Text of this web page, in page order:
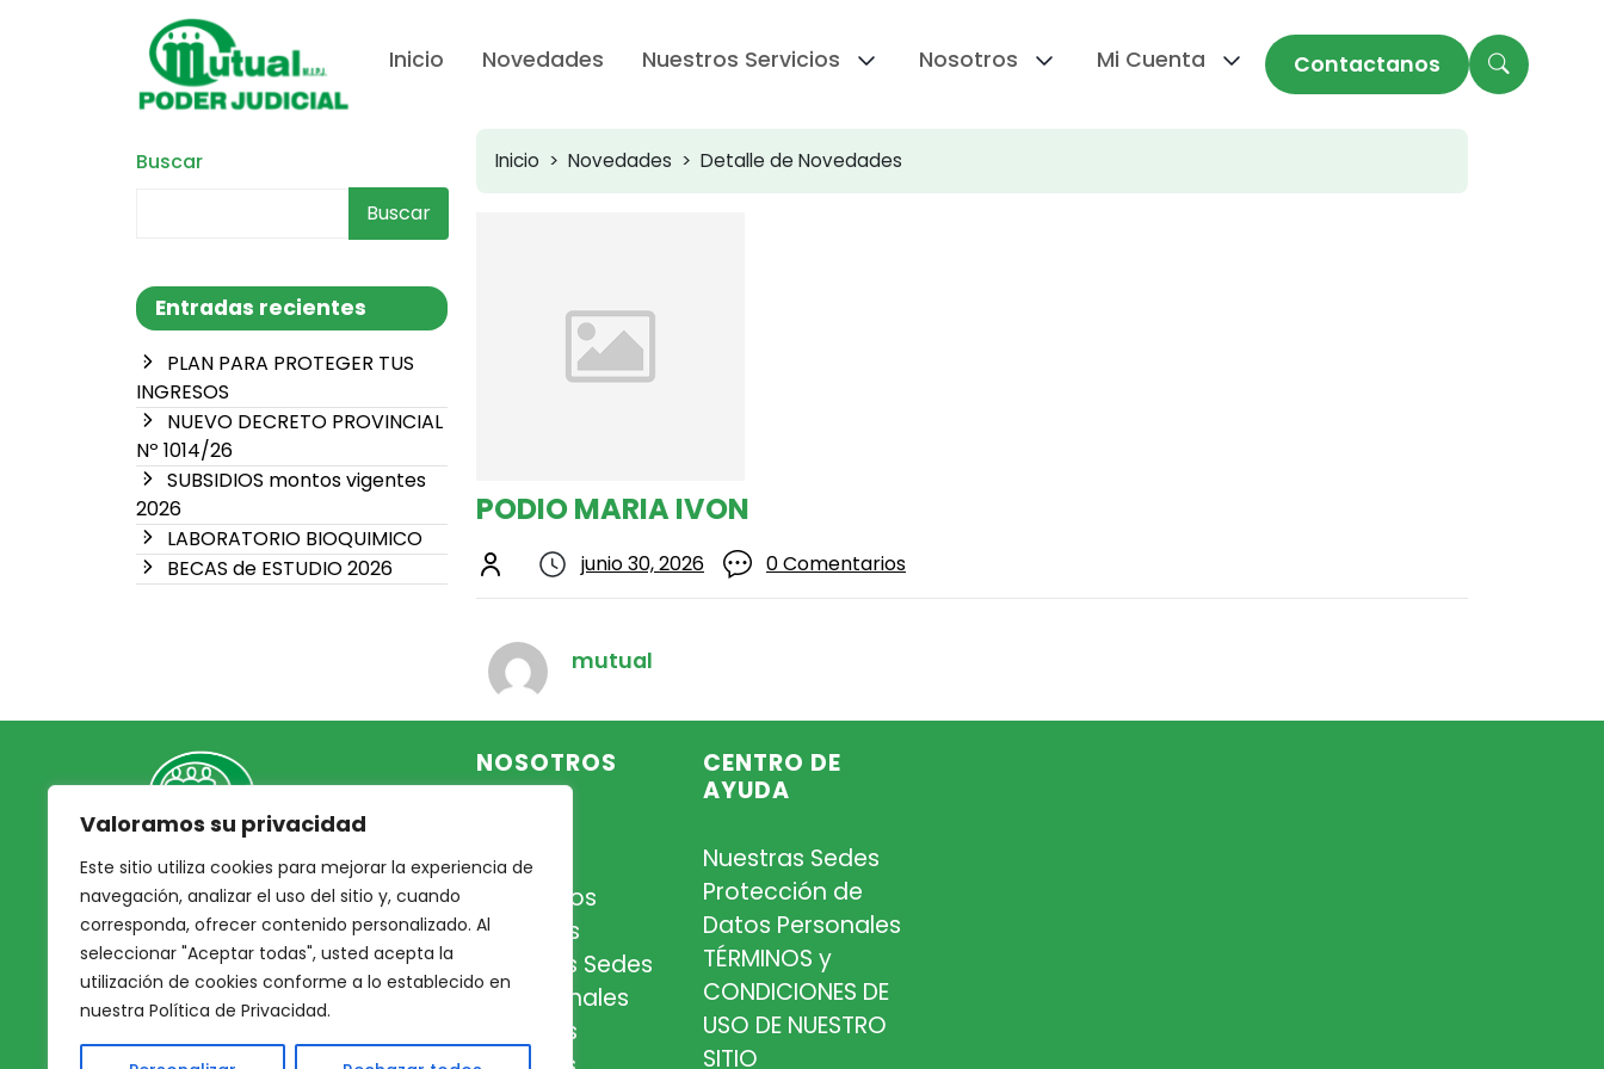
Valoramos su privacidad
Este sitio utiliza cookies para mejorar la experiencia de
navegación, analizar el uso del sitio y, cuando
corresponda, ofrecer contenido personalizado. Al
seleccionar "Aceptar todas", usted acepta la
utilización de cookies conforme a lo establecido en
nuestra Política de Privacidad.
Inicio Novedades Nuestros Servicios Nosotros Mi Cuenta Contactanos
Buscar
Buscar
Entradas recientes
PLAN PARA PROTEGER TUS
INGRESOS
NUEVO DECRETO PROVINCIAL
Nº 1014/26
SUBSIDIOS montos vigentes
2026
LABORATORIO BIOQUIMICO
BECAS de ESTUDIO 2026
Inicio Novedades Detalle de Novedades
PODIO MARIA IVON
junio 30, 2026 0 Comentarios
mutual
Mutual Integrantes del
Poder Judicial
afiliacion@mjpj.org.ar
+54 9 342 467-4510
NOSOTROS
Acceso
Asociados
Nosotros
Nuestras Sedes
Profesionales
Nuestros
CENTRO DE
AYUDA
Nuestras Sedes
Protección de
Datos Personales
TÉRMINOS y
CONDICIONES DE
USO DE NUESTRO
SITIO